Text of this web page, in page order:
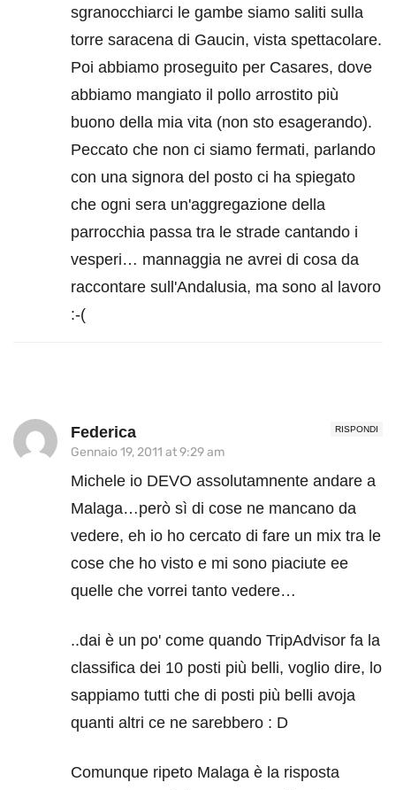
sgranocchiarci le gambe siamo saliti sulla
torre saracena di Gaucin, vista spettacolare.
Poi abbiamo proseguito per Casares, dove
abbiamo mangiato il pollo arrostito più
buono della mia vita (non sto esagerando).
Peccato che non ci siamo fermati, parlando
con una signora del posto ci ha spiegato
che ogni sera un'aggregazione della
parrocchia passa tra le strade cantando i
vesperi… mannaggia ne avrei di cosa da
raccontare sull'Andalusia, ma sono al lavoro
:-(
RISPONDI
Federica
Gennaio 19, 2011 at 9:29 am
Michele io DEVO assolutamnente andare a
Malaga…però sì di cose ne mancano da
vedere, eh io ho cercato di fare un mix tra le
cose che ho visto e mi sono piaciute ee
quelle che vorrei tanto vedere…
..dai è un po' come quando TripAdvisor fa la
classifica dei 10 posti più belli, voglio dire, lo
sappiamo tutti che di posti più belli avoja
quanti altri ce ne sarebbero : D
Comunque ripeto Malaga è la risposta